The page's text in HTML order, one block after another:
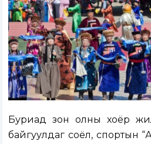
Буриад зон олны хоёр
байгуулдаг соёл, спортын